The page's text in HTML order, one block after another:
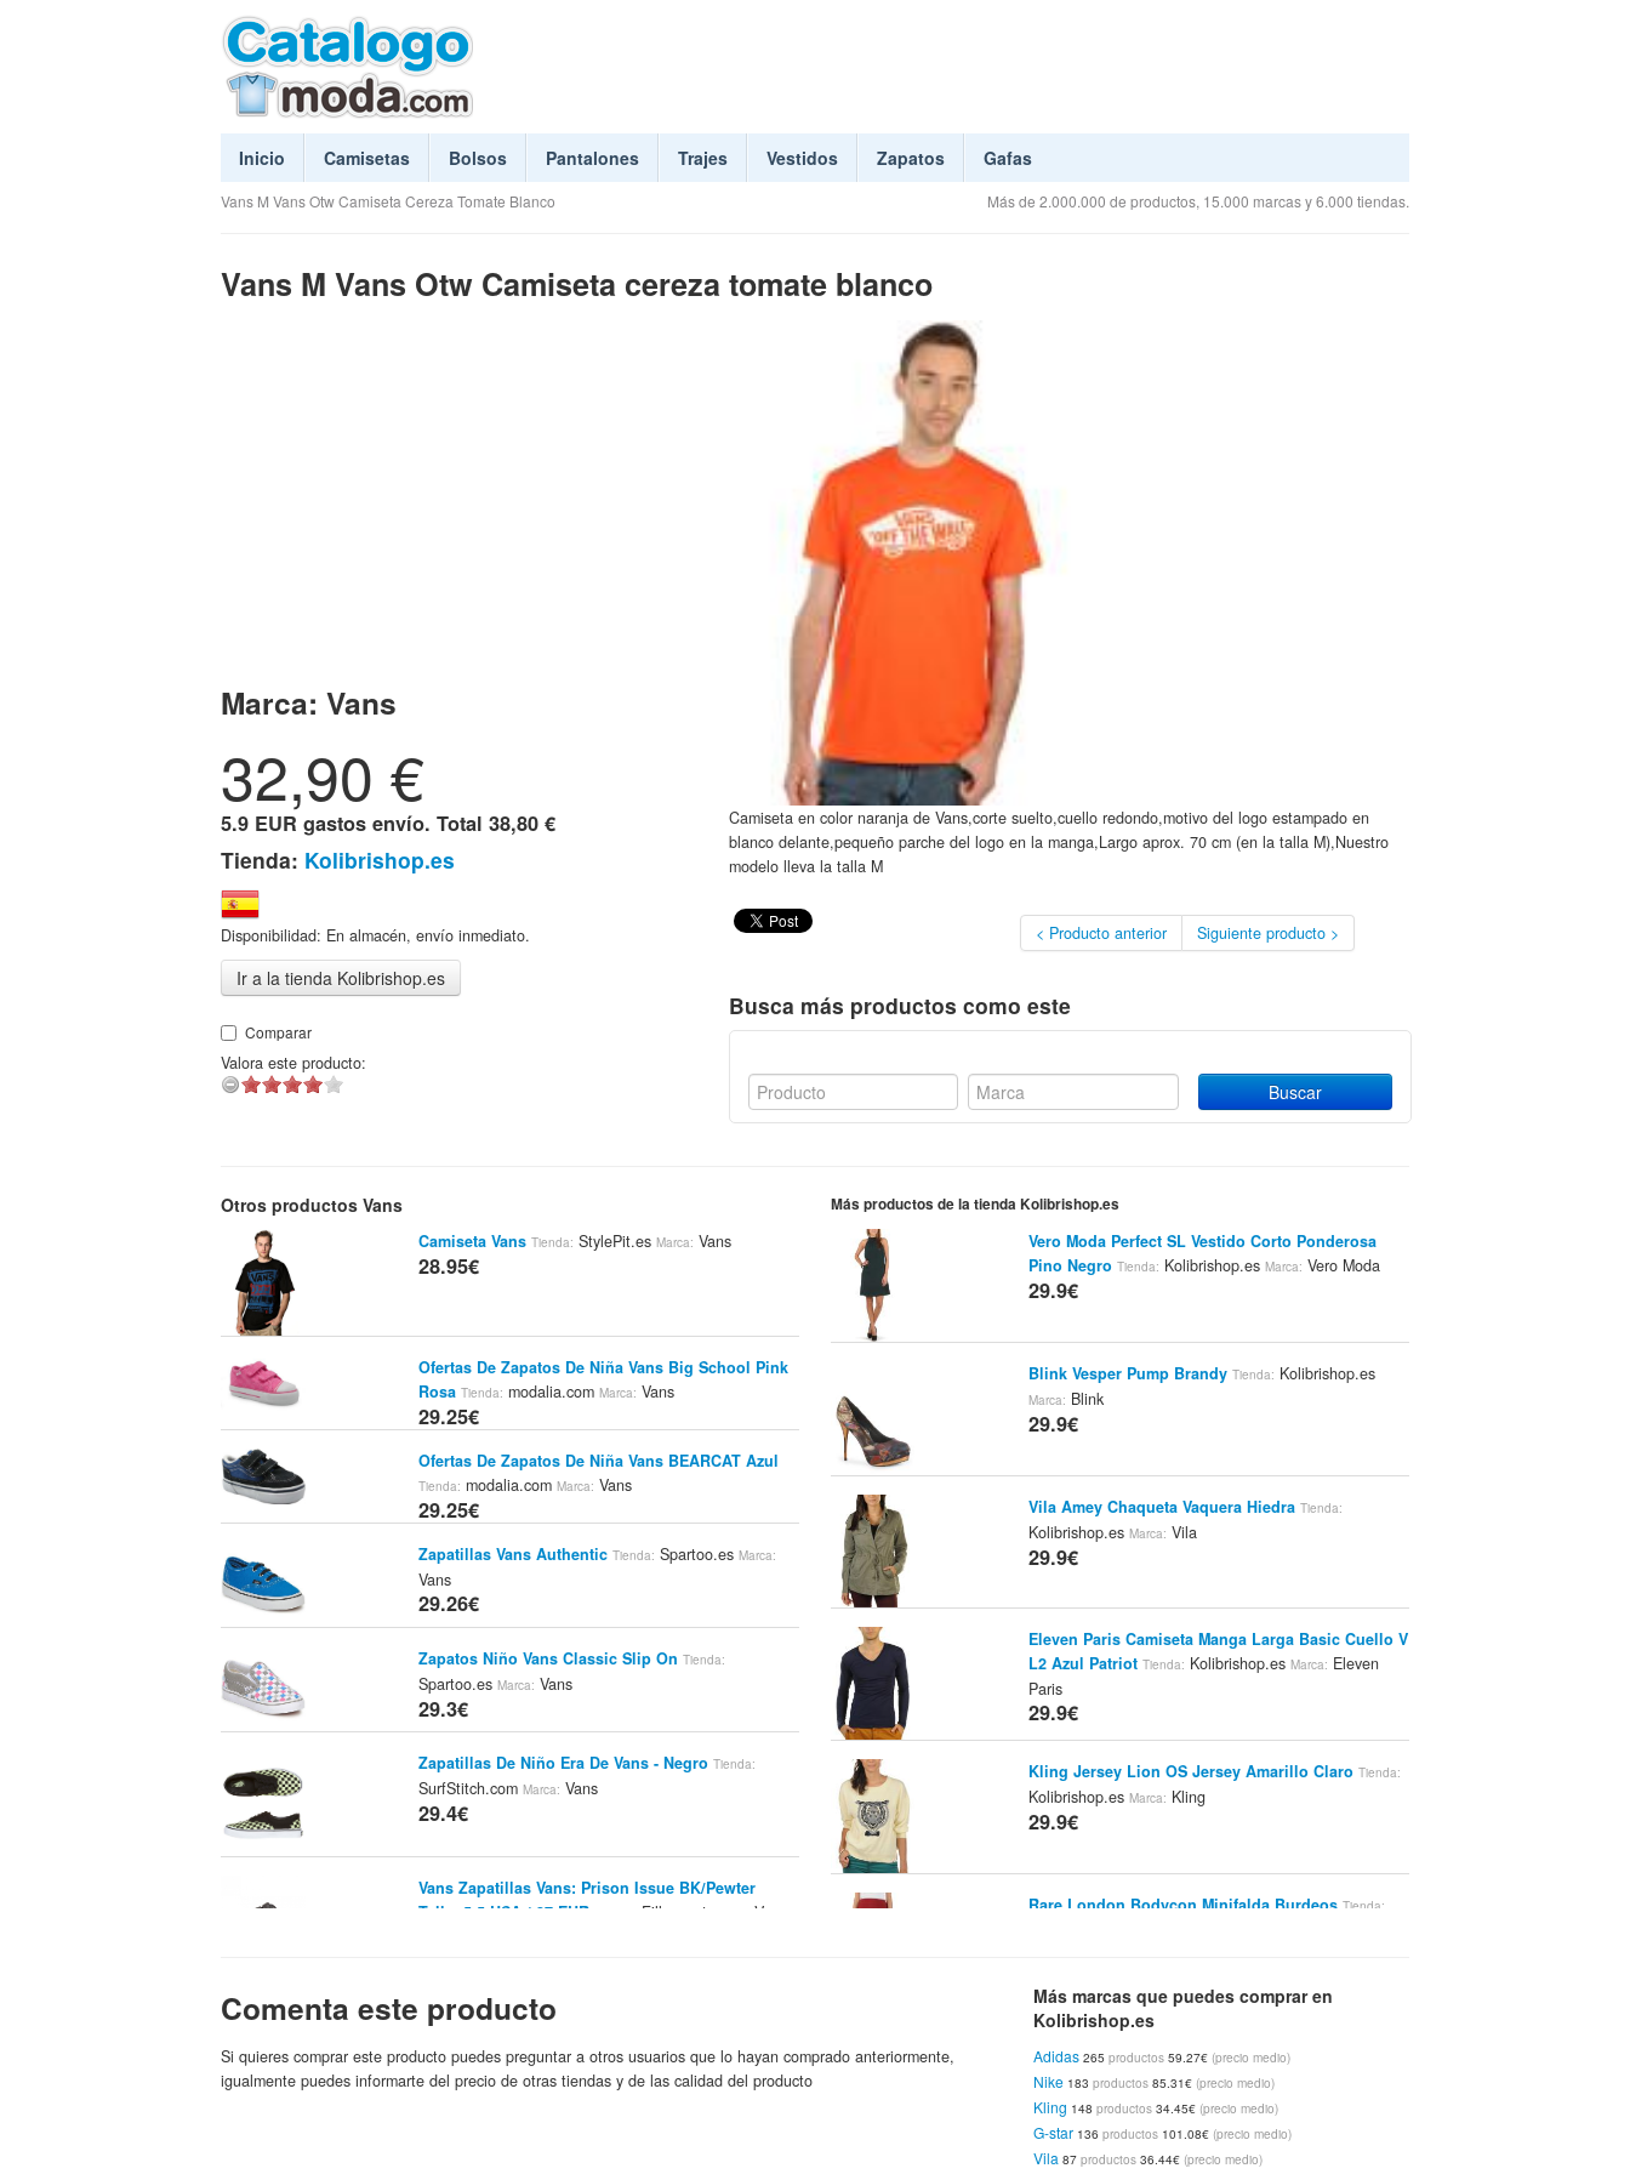
Inicio Camisetas Bolsos Pantalones Trajes Vestidos Zapatos Gafas
Vans M Vans Otw Camiseta Cereza Tomate Blanco Más de 2.000.000 de productos, 15.000 marcas y 6.000 tiendas.
Vans M Vans Otw Camiseta cereza tomate blanco
Marca: Vans
32,90 €
5.9 EUR gastos envío. Total 38,80 €
Tienda: Kolibrishop.es
Disponibilidad: En almacén, envío inmediato.
Ir a la tienda Kolibrishop.es
Comparar
Valora este producto:
Camiseta en color naranja de Vans,corte suelto,cuello redondo,motivo del logo estampado en
blanco delante,pequeño parche del logo en la manga,Largo aprox. 70 cm (en la talla M),Nuestro
modelo lleva la talla M
< Producto anterior Siguiente producto >
Busca más productos como este
Otros productos Vans
Camiseta Vans Tienda: StylePit.esMarca: Vans
28.95€
Ofertas De Zapatos De Niña Vans Big School Pink
Rosa Tienda: modalia.comMarca: Vans
29.25€
Ofertas De Zapatos De Niña Vans BEARCAT Azul
Tienda: modalia.comMarca: Vans
29.25€
Zapatillas Vans Authentic Tienda: Spartoo.esMarca:
Vans
29.26€
Zapatos Niño Vans Classic Slip On Tienda:
Spartoo.esMarca: Vans
29.3€
Zapatillas De Niño Era De Vans - Negro Tienda:
SurfStitch.comMarca: Vans
29.4€
Vans Zapatillas Vans: Prison Issue BK/Pewter
Talla: 5.5 USA / 37 EUR
Fillow.net Vans
Marca: Vans
Más productos de la tienda Kolibrishop.es
Vero Moda Perfect SL Vestido Corto Ponderosa
Pino Negro Tienda: Kolibrishop.es Marca: Vero Moda
29.9€
Blink Vesper Pump Brandy Tienda: Kolibrishop.es
Marca: Blink
29.9€
Vila Amey Chaqueta Vaquera Hiedra Tienda:
Kolibrishop.es Marca: Vila
29.9€
Eleven Paris Camiseta Manga Larga Basic Cuello V
L2 Azul Patriot Tienda: Kolibrishop.es Marca: Eleven
Paris
29.9€
Kling Jersey Lion OS Jersey Amarillo Claro Tienda:
Kolibrishop.es Marca: Kling
29.9€
Rare London Bodycon Minifalda Burdeos Tienda:
Just Female Foto Camiseta Azul Jasp
Kolibrishop.esMarca: Just Female
29.9€
Nudie Camiseta Cuello V Blanco Estampado
Comenta este producto
Si quieres comprar este producto puedes preguntar a otros usuarios que lo hayan comprado anteriormente,
igualmente puedes informarte del precio de otras tiendas y de las calidad del producto
Más marcas que puedes comprar en
Kolibrishop.es
Adidas 265productos 59.27€ (precio medio)
Nike 183productos 85.31€ (precio medio)
Kling 148productos 34.45€ (precio medio)
G-star 136productos 101.08€ (precio medio)
Vila 87productos 36.44€ (precio medio)